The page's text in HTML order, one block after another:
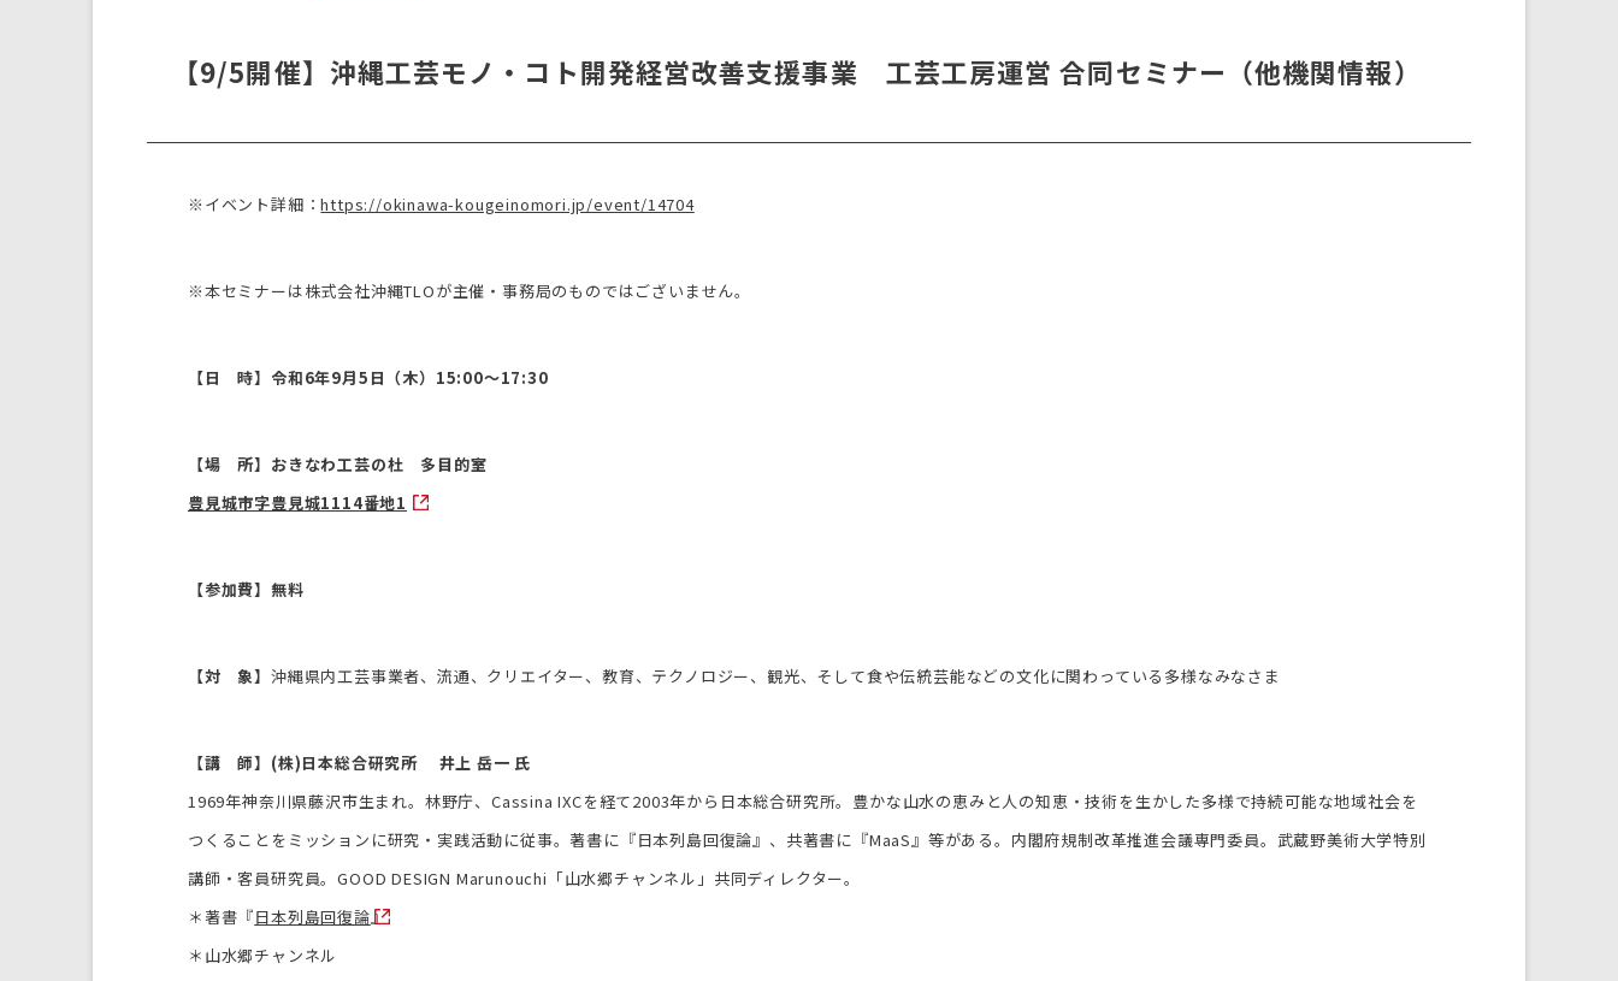
【9/5開催】沖縄工芸モノ・コト開発経営改善支援事業 工芸工房運営 合同セミナー（他機関情報）
※イベント詳細：https://okinawa-kougeinomori.jp/event/14704
※本セミナーは株式会社沖縄TLOが主催・事務局のものではございません。
【日 時】令和6年9月5日（木）15:00～17:30
【場 所】おきなわ工芸の杜 多目的室
豊見城市字豊見城1114番地1
【参加費】無料
【対 象】 沖縄県内工芸事業者、流通、クリエイター、教育、テクノロジー、観光、そして食や伝統芸能などの文化に関わっている多様なみなさま
【講 師】 (株)日本総合研究所 井上 岳一 氏
1969年神奈川県藤沢市生まれ。林野庁、Cassina IXCを経て2003年から日本総合研究所。豊かな山水の恵みと人の知恵・技術を生かした多様で持続可能な地域社会を
つくることをミッションに研究・実践活動に従事。著書に『日本列島回復論』、共著書に『MaaS』等がある。内閣府規制改革推進会議専門委員。武蔵野美術大学特別
講師・客員研究員。GOOD DESIGN Marunouchi「山水郷チャンネル」共同ディレクター。
＊著書『日本列島回復論』
＊山水郷チャンネル